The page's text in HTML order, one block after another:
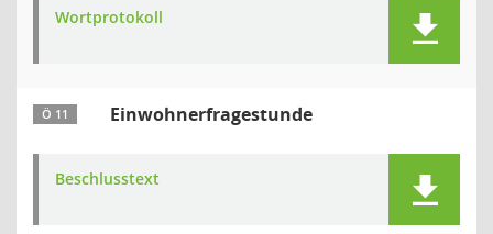
Wortprotokoll
Ö 11 Einwohnerfragestunde
Beschlusstext